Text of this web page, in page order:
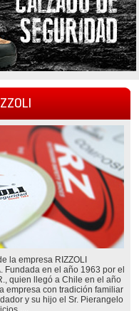
la empresa RIZZOLI
Fundada en el año 1963 por el
quien llegó a Chile en el año
empresa con tradición familiar
y su hijo el Sr. Pierangelo